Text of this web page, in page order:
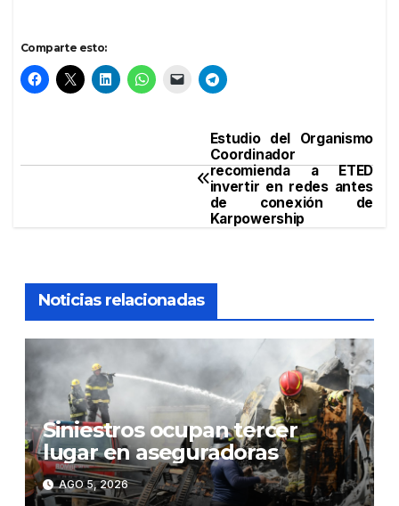
Comparte esto:
Estudio del Organismo
Coordinador
recomienda a ETED
invertir en redes antes
de conexión de
Karpowership
Noticias relacionadas
Siniestros ocupan tercer
lugar en aseguradoras
AGO 5, 2026